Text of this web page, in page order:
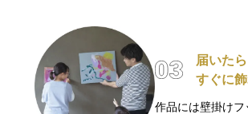
届いたら
すぐに
作品には壁掛け